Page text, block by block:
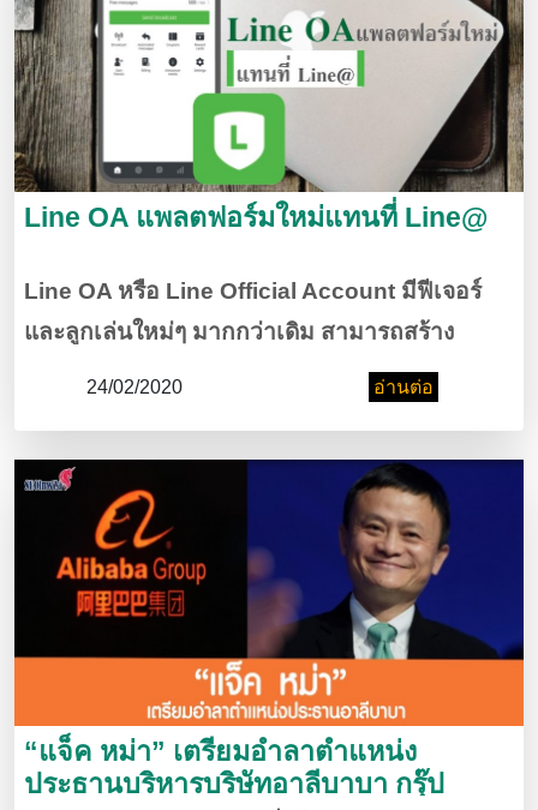
Line OA แพลตฟอร์มใหม่แทนที่ Line@
Line OA หรือ Line Official Account มีฟีเจอร์
และลูกเล่นใหม่ๆ มากกว่าเดิม สามารถสร้าง
ข้อความ รูปภาพ วิดีโอ หรือไลฟ์สดผ่าน LINE
สามารถตอบกลับได้ในทันที
24/02/2020 อ่านต่อ
“แจ็ค หม่า” เตรียมอำลาตำแหน่ง
ประธานบริหารบริษัทอาลีบาบา กรุ๊ป